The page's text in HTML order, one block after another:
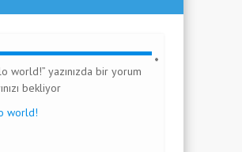
world!” yazınızda bir yorum
bekliyor
world!
*